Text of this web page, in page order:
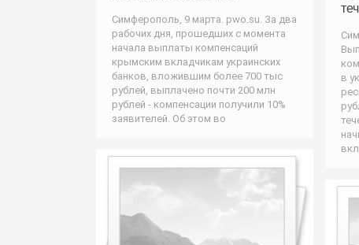
Симферополь, 9 марта. pwo.su. За два
рабочих дня, прошедших с момента
начала выплаты компенсаций
крымским вкладчикам украинских
банков, вложившим более 700 тыс
рублей, выплачено почти 200 млн
рублей - компенсации получили 10%
заявителей. Об этом во
в